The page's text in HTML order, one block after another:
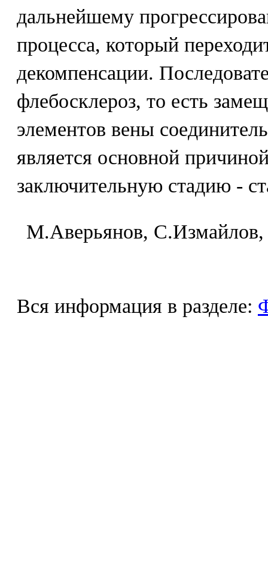
дальнейшему
процесса, который
декомпенсации.
флебосклероз, то есть
элементов вены
является основной
заключительную стадию -
M.Aвepьянoв,
Вся информация в разделе: